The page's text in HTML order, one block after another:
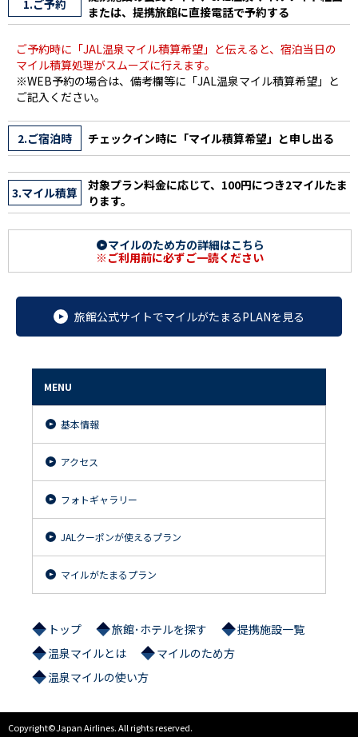
1.ご予約
または、提携旅館に直接電話で予約する
ご予約時に「JAL温泉マイル積算希望」と伝えると、宿泊当日の
マイル積算処理がスムーズに行えます。
※WEB予約の場合は、備考欄等に「JAL温泉マイル積算希望」と
ご記入ください。
2.ご宿泊時 チェックイン時に「マイル積算希望」と申し出る
3.マイル積算
対象プラン料金に応じて、100円につき2マイルたま
ります。
マイルのため方の詳細はこちら
※ご利用前に必ずご一読ください
旅館公式サイトでマイルがたまるPLANを見る
MENU
基本情報
アクセス
フォトギャラリー
JALクーポンが使えるプラン
マイルがたまるプラン
トップ 旅館･ホテルを探す
提携施設一覧
温泉マイルとは
マイルのため方
温泉マイルの使い方
Copyright©Japan Airlines. All rights reserved.